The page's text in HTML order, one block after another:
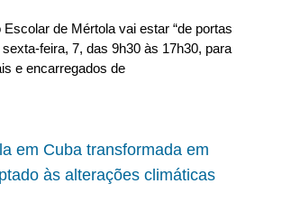
de Mértola vai estar “de portas
feira, 7, das 9h30 às 17h30, para
e encarregados de
em Cuba transformada em
às alterações climáticas